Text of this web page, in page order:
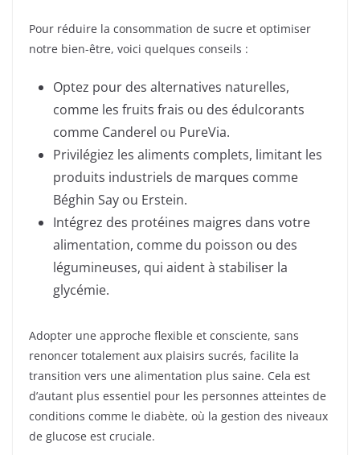
Pour réduire la consommation de sucre et optimiser
notre bien-être, voici quelques conseils :
Optez pour des alternatives naturelles,
comme les fruits frais ou des édulcorants
comme Canderel ou PureVia.
Privilégiez les aliments complets, limitant les
produits industriels de marques comme
Béghin Say ou Erstein.
Intégrez des protéines maigres dans votre
alimentation, comme du poisson ou des
légumineuses, qui aident à stabiliser la
glycémie.
Adopter une approche flexible et consciente, sans
renoncer totalement aux plaisirs sucrés, facilite la
transition vers une alimentation plus saine. Cela est
d’autant plus essentiel pour les personnes atteintes de
conditions comme le diabète, où la gestion des niveaux
de glucose est cruciale.